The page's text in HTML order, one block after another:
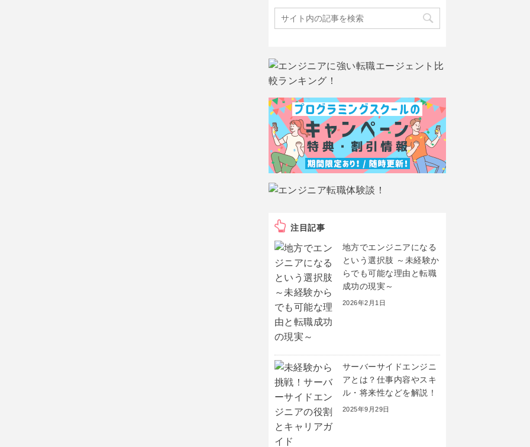
注目記事
地方でエンジニアになる
という選択肢 ～未経験か
らでも可能な理由と転職
成功の現実～
2026年2月1日
サーバーサイドエンジニ
アとは？仕事内容やスキ
ル・将来性などを解説！
2025年9月29日